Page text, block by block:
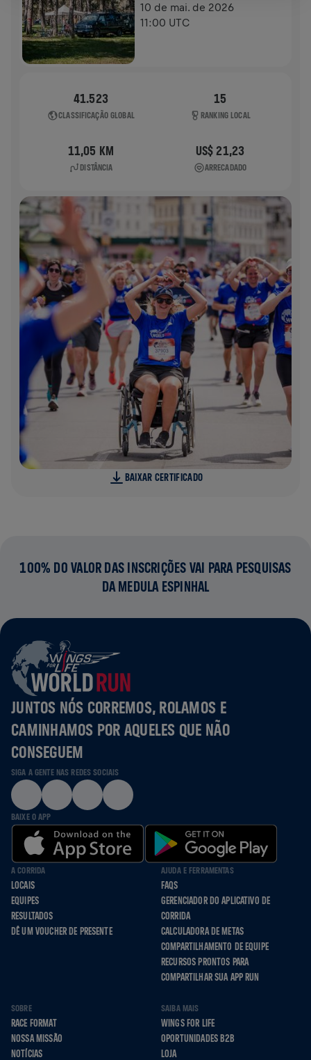
10 de mai. de 2026
11:00 UTC
41.523
CLASSIFICAÇÃO GLOBAL
15
RANKING LOCAL
11,05 KM
DISTÂNCIA
US$ 21,23
ARRECADADO
BAIXAR CERTIFICADO
100% DO VALOR DAS INSCRIÇÕES VAI PARA PESQUISAS
DA MEDULA ESPINHAL
JUNTOS NÓS CORREMOS, ROLAMOS E
CAMINHAMOS POR AQUELES QUE NÃO
CONSEGUEM
SIGA A GENTE NAS REDES SOCIAIS
BAIXE O APP
A CORRIDA
LOCAIS
EQUIPES
RESULTADOS
DÊ UM VOUCHER DE PRESENTE
AJUDA E FERRAMENTAS
FAQS
GERENCIADOR DO APLICATIVO DE
CORRIDA
CALCULADORA DE METAS
COMPARTILHAMENTO DE EQUIPE
RECURSOS PRONTOS PARA
COMPARTILHAR SUA APP RUN
SOBRE
RACE FORMAT
NOSSA MISSÃO
NOTÍCIAS
SAIBA MAIS
WINGS FOR LIFE
OPORTUNIDADES B2B
LOJA